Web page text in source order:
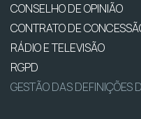
CONSELHO DE OPINIÃO
CONTRATO DE
RÁDIO E TELEVISÃO
RGPD
GESTÃO DAS DEFINIÇÕES